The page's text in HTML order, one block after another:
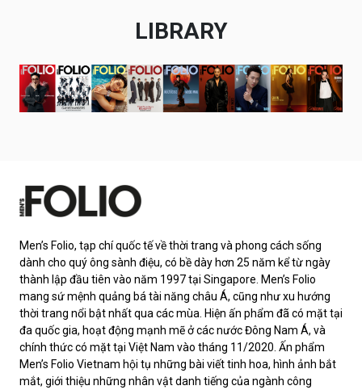
LIBRARY
Men’s Folio, tạp chí quốc tế về thời trang và phong cách sống
dành cho quý ông sành điệu, có bề dày hơn 25 năm kể từ ngày
thành lập đầu tiên vào năm 1997 tại Singapore. Men’s Folio
mang sứ mệnh quảng bá tài năng châu Á, cũng như xu hướng
thời trang nổi bật nhất qua các mùa. Hiện ấn phẩm đã có mặt tại
đa quốc gia, hoạt động mạnh mẽ ở các nước Đông Nam Á, và
chính thức có mặt tại Việt Nam vào tháng 11/2020. Ấn phẩm
Men’s Folio Vietnam hội tụ những bài viết tinh hoa, hình ảnh bắt
mắt, giới thiệu những nhân vật danh tiếng của ngành công